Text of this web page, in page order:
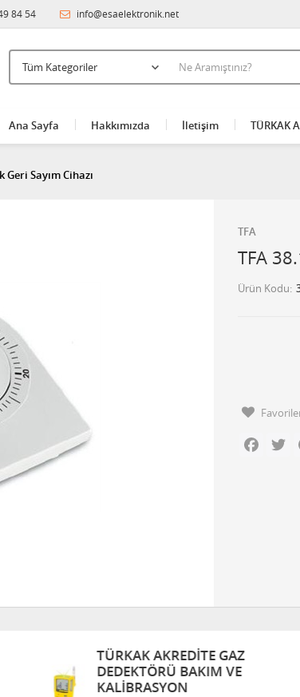
84 54 info@esaelektronik.net
Ana Sayfa Hakkımızda İletişim TÜRKAK
Geri Sayım Cihazı
TFA
TFA
Ürün Kodu
TÜRKAK AKREDITE GAZ
DEDEKTÖRÜ BAKIM VE
KALIBRASYON